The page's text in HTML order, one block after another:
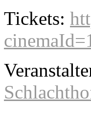
Tickets: